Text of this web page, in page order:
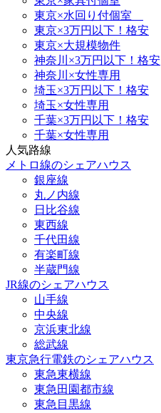
東京×水回り付個室
東京×3万円以下！格安
東京×大規模物件
神奈川×3万円以下！格安
神奈川×女性専用
埼玉×3万円以下！格安
埼玉×女性専用
千葉×3万円以下！格安
千葉×女性専用
人気路線
メトロ線のシェアハウス
銀座線
丸ノ内線
日比谷線
東西線
千代田線
有楽町線
半蔵門線
JR線のシェアハウス
山手線
中央線
京浜東北線
総武線
東京急行電鉄のシェアハウス
東急東横線
東急田園都市線
東急目黒線